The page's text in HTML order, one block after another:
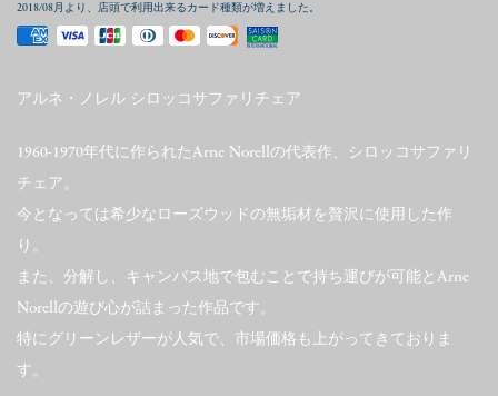
2018/08月より、店頭で利用出来るカード種類が増えました。
アルネ・ノレル シロッコサファリチェア
1960-1970年代に作られたArne Norellの代表作、シロッコサファリ
チェア。
今となっては希少なローズウッドの無垢材を贅沢に使用した作
り。
また、分解し、キャンバス地で包むことで持ち運びが可能とArne
Norellの遊び心が詰まった作品です。
特にグリーンレザーが人気で、市場価格も上がってきておりま
す。